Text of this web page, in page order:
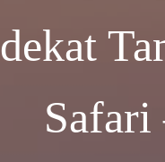
dekat
Safari